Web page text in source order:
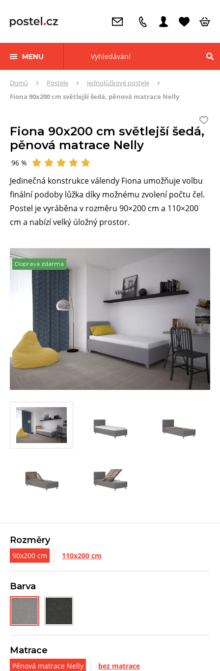
MENU
ZdeDomů Postele
Jednolůžkové postele
Fiona 90x200 cm světlejší šedá, pěnová matrace Nelly
Fiona 90x200 cm světlejší šedá,
pěnová matrace Nelly
Hodnocení
96 %
Jedinečná konstrukce válendy Fiona umožňuje volbu
finální podoby lůžka díky možnému zvolení počtu čel.
Postel je vyráběna v rozměru 90×200 cm a 110×200
cm a nabízí velký úložný prostor.
Doprava zdarma
Rozměry
90x200 cm 110x200 cm
Barva
Matrace
Pěnová matrace Nelly bez matrace